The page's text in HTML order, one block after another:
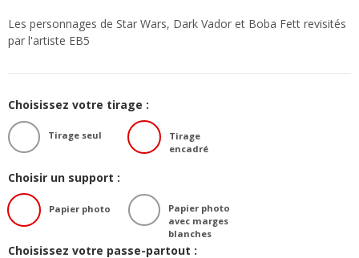
Les personnages de Star Wars, Dark Vador et Boba Fett revisités
par l'artiste EB5
Choisissez votre tirage :
Tirage seul
Tirage
encadré
Choisir un support :
Papier photo
Papier photo
avec marges
blanches
Choisissez votre passe-partout :